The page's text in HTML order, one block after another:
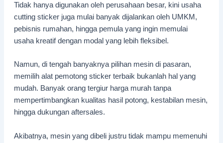
Tidak hanya digunakan oleh perusahaan besar, kini usaha
cutting sticker juga mulai banyak dijalankan oleh UMKM,
pebisnis rumahan, hingga pemula yang ingin memulai
usaha kreatif dengan modal yang lebih fleksibel.
Namun, di tengah banyaknya pilihan mesin di pasaran,
memilih alat pemotong sticker terbaik bukanlah hal yang
mudah. Banyak orang tergiur harga murah tanpa
mempertimbangkan kualitas hasil potong, kestabilan mesin,
hingga dukungan aftersales.
Akibatnya, mesin yang dibeli justru tidak mampu memenuhi